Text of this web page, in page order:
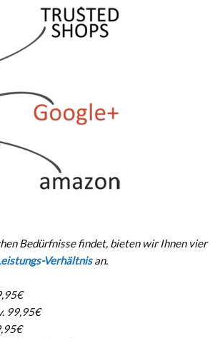
Bedürfnisse findet, bieten wir Ihnen vier
Verhältnisan.
99,95€